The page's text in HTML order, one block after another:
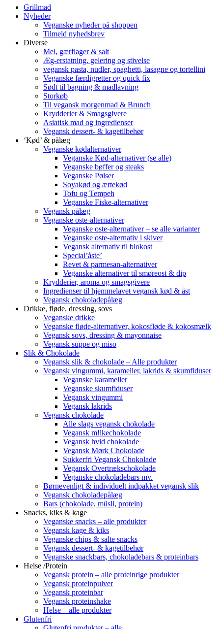
Grillmad
Nyheder
Veganske nyheder på shoppen
Tilmeld nyhedsbrev
Diverse
Mel, gærflager & salt
Æg-erstatning, gelering og stivelse
vegansk pasta, nudler, spaghetti, lasagne og tortellini
Veganske færdigretter og quick fix
Sødt til bagning & madlavning
Storkøb
Til vegansk morgenmad & Brunch
Krydderier & Smagsgivere
Asiatisk mad og ingredienser
Vegansk dessert- & kagetilbehør
‘Kød’ & pålæg
Veganske kødalternativer
Veganske Kød-alternativer (se alle)
Veganske bøffer og steaks
Veganske Pølser
Soyakød og ærtekød
Tofu og Tempeh
Veganske Fiske-alternativer
Vegansk pålæg
Veganske oste-alternativer
Veganske oste-alternativer – se alle varianter
Veganske oste-alternativ i skiver
Vegansk alternativ til blokost
Special’åste’
Revet & parmesan-alternativer
Veganske alternativer til smøreost & dip
Krydderier, aroma og smagsgivere
Ingredienser til hjemmelavet vegansk kød & åst
Vegansk chokoladepålæg
Drikke, fløde, dressing, sovs
Veganske drikke
Veganske fløde-alternativer, kokosfløde & kokosmælk
Vegansk sovs, dressing & mayonnaise
Vegansk suppe og miso
Slik & Chokolade
Vegansk slik & chokolade – Alle produkter
Vegansk vingummi, karameller, lakrids & skumfiduser
Veganske karameller
Veganske skumfiduser
Vegansk vingummi
Vegansk lakrids
Vegansk chokolade
Alle slags vegansk chokolade
Vegansk m!lkechokolade
Vegansk hvid chokolade
Vegansk Mørk Chokolade
Sukkerfri Vegansk Chokolade
Vegansk Overtrækschokolade
Veganske chokoladebars mv.
Børnevenligt & individuelt indpakket vegansk slik
Vegansk chokoladepålæg
Bars (chokolade, müsli, protein)
Snacks, kiks & kage
Veganske snacks – alle produkter
Vegansk kage & kiks
Veganske chips & salte snacks
Vegansk dessert- & kagetilbehør
Veganske snackbars, chokoladebars & proteinbars
Helse /Protein
Vegansk protein – alle proteinrige produkter
Vegansk proteinpulver
Vegansk proteinbar
Vegansk proteinshake
Helse – alle produkter
Glutenfri